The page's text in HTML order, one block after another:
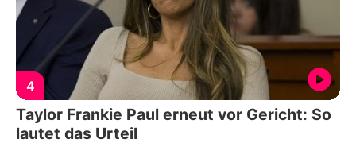
4
Taylor Frankie Paul erneut vor Gericht: So
lautet das Urteil